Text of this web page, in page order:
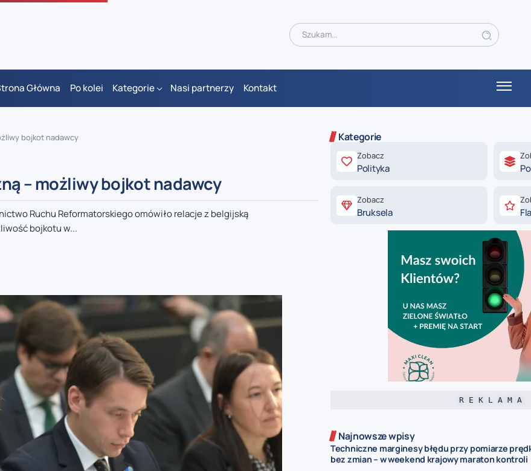
Główna Po kolei Kategorie Nasi partnerzy Kontakt
bojkot nadawcy
– możliwy bojkot nadawcy
Ruchu Reformatorskiego omówiło relacje z belgijską
bojkotu w...
Kategorie
Zobacz
Polityka
Zobacz
Bruksela
R E K L A M A
Najnowsze wpisy
Techniczne marginesy błędu przy pomiarze
bez zmian – w weekend krajowy maraton kontroli